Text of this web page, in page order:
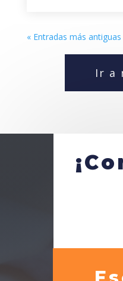
« Entradas más antiguas
Ir a